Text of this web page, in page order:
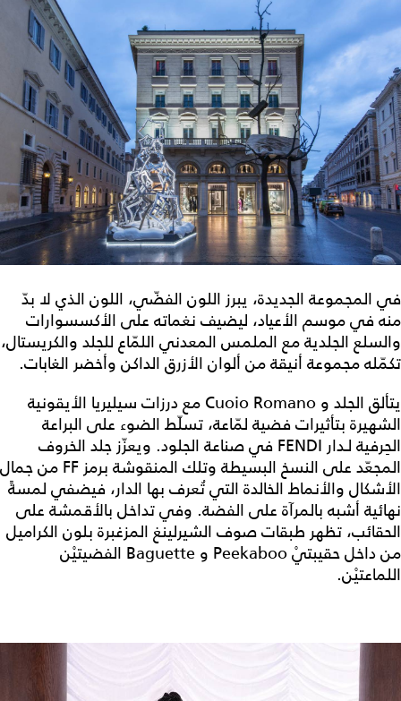
في المجموعة الجديدة، يبرز اللون الفضّي، اللون الذي لا بدّ
منه في موسم الأعياد، ليضيف نغماته على الأكسسوارات
والسلع الجلدية مع الملمس المعدني اللمّاع للجلد والكريستال،
تكمّله مجموعة أنيقة من ألوان الأزرق الداكن وأخضر الغابات.
يتألق الجلد و Cuoio Romano مع درزات سيليريا الأيقونية
الشهيرة بتأثيرات فضية لمّاعة، تسلّط الضوء على البراعة
الحِرفية لـدار FENDI في صناعة الجلود. ويعزّز جلد الخروف
المجعّد على النسخ البسيطة وتلك المنقوشة برمز FF من جمال
الأشكال والأنماط الخالدة التي تُعرف بها الدار، فيضفي لمسةً
نهائية أشبه بالمرآة على الفضة. وفي تداخل بالأقمشة على
الحقائب، تظهر طبقات صوف الشيرلينغ المزغبرة بلون الكراميل
من داخل حقيبتيْ Peekaboo و Baguette الفضيتيْن
اللماعتيْن.